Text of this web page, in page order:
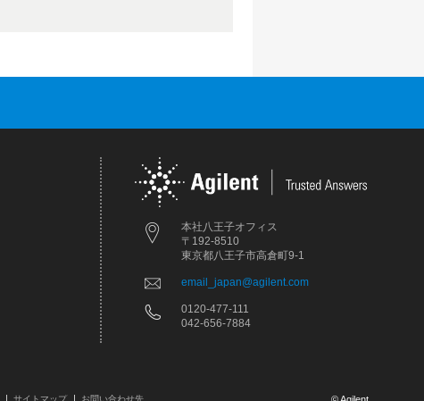
本社八王子オフィス
〒192-8510
東京都八王子市高倉町9-1
email_japan@agilent.com
0120-477-111
042-656-7884
サイトマップ お問い合わせ先